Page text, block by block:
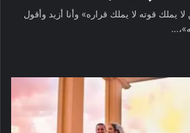
يملك قوته لا يملك قراره» وأنا أزيد وأقول